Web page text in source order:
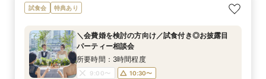
8/12(水)
【マイナビ限定：お盆BIGフェア】１件におすす
め：人気No.1!豪華無料試食×最大100万相当特典
所要時間：3時間程度
14:00〜
17:30〜
8/12(水)
＼料理重視の方へ／最高グレードへUP特典付◎
人気料理演出体験
9:00〜
10:30〜
14:00〜
17:30〜
8/12(水)
＼会費婚を検討の方向け／試食付き◎お披露目
パーティー相談会
9:00〜
10:30〜
14:00〜
17:30〜
8/12(水)
＼駅直結＆ワンフロア貸切／持込OK×自由度◎贅
沢空間で叶うW
9:00〜
10:30〜
14:00〜
17:30〜
8/12(水)
【自己負担ゼロで叶う】パーティースタイル提
案！コスパ◎相談会
9:00〜
10:30〜
14:00〜
17:30〜
8/12(水)
＼1件目来館特典有／贅沢試食付◆見積もり＆日
程イチから相談会
9:00〜
10:30〜
14:00〜
17:30〜
8/12(水)
平日限定特典あり◆コスパ×アクセス◎肩肘張ら
ないリラックスW
9:00〜
10:30〜
14:00〜
17:30〜
試食会 特典あり
＼会費婚を検討の方向け／試食付き◎お披露目
パーティー相談会
所要時間：3時間程度
9:00〜
10:30〜